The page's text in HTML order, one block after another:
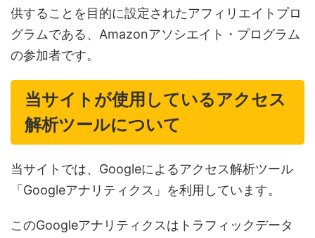
供することを目的に設定されたアフィリエイトプロ
グラムである、Amazonアソシエイト・プログラム
の参加者です。
当サイトが使用しているアクセス
解析ツールについて
当サイトでは、Googleによるアクセス解析ツール
「Googleアナリティクス」を利用しています。
このGoogleアナリティクスはトラフィックデータ